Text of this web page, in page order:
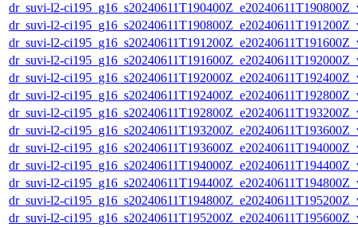
dr_suvi-l2-
dr_suvi-l2-
dr_suvi-l2-
dr_suvi-l2-
dr_suvi-l2-
dr_suvi-l2-
dr_suvi-l2-
dr_suvi-l2-
dr_suvi-l2-
dr_suvi-l2-
dr_suvi-l2-
dr_suvi-l2-
dr_suvi-l2-